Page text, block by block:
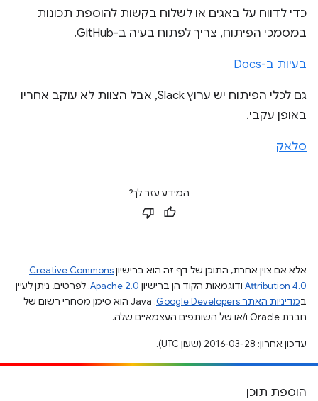
כדי לדווח על באגים או לשלוח בקשות להוספת תכונות
במסמכי הפיתוח, צריך לפתוח בעיה ב-GitHub.
בעיות ב-Docs
גם לכלי הפיתוח יש ערוץ Slack, אבל הצוות לא עוקב אחריו
באופן עקבי.
סלאק
המידע עזר לך?
אלא אם צוין אחרת, התוכן של דף זה הוא ברישיוןCreative Commons
Attribution 4.0 ודוגמאות הקוד הן ברישיון Apache 2.0. לפרטים, ניתן לעיין
במדיניות האתר Google Developers‏
.‏ Java הוא סימן מסחרי רשום של
חברת Oracle ו/או של השותפים העצמאיים שלה.
עדכון אחרון: 2016-03-28 (שעון UTC).
הוספת תוכן